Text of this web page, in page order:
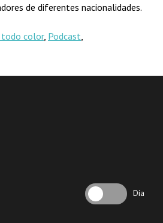
de diferentes nacionalidades.
todo color, Podcast,
Día